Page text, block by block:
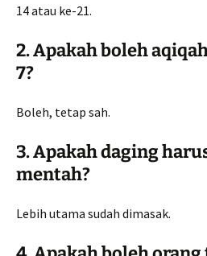
14 atau ke-21.
2. Apakah boleh
7?
Boleh, tetap sah.
3. Apakah daging
mentah?
Lebih utama sudah dimasak.